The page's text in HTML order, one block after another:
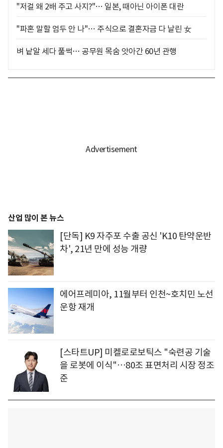
"저걸 왜 2배 주고 사지?"… 일본, 때아닌 아이폰 대란
"파혼 말할 엄두 안 나"… 주식으로 결혼자금 다 날린 女
벼 낱알 세다 풀썩… 공무원 목숨 앗아간 60년 관행
산업 많이 본 뉴스
[단독] K9 자주포 수출 공신 'K10 탄약운반
차', 21년 만에 성능 개량
에어프레미아, 11월부터 인천~호치민 노선
운항 재개
[스타트UP] 미켈로로보틱스 "숙련공 기술
을 로봇에 이식"…80조 표면처리 시장 정조
준